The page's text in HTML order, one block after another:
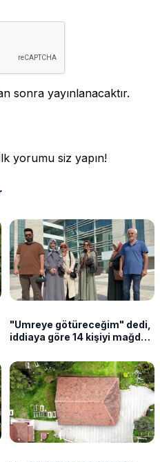
sonra yayınlanacaktır.
yorumu siz yapın!
"Umreye götüreceğim" dedi,
iddiaya göre 14 kişiyi mağdur